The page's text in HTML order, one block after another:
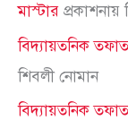
মাস্টার প্রকাশনায়
বিদ্যায়তনিক তফাত
শিবলী নোমান
বিদ্যায়তনিক তফাত